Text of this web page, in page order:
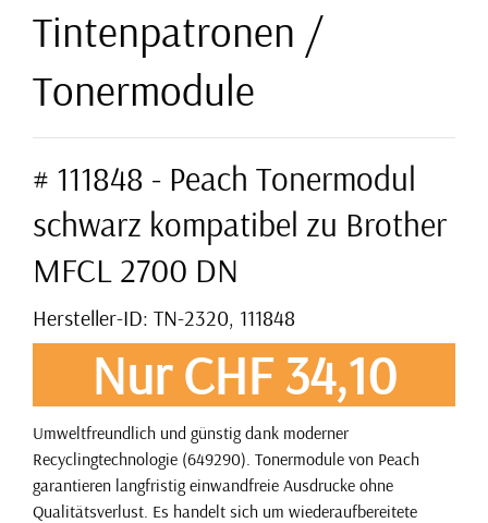
Tintenpatronen /
Tonermodule
# 111848 - Peach Tonermodul
schwarz kompatibel zu Brother
MFCL 2700 DN
Hersteller-ID: TN-2320, 111848
Nur CHF 34,10
Umweltfreundlich und günstig dank moderner
Recyclingtechnologie (649290). Tonermodule von Peach
garantieren langfristig einwandfreie Ausdrucke ohne
Qualitätsverlust. Es handelt sich um wiederaufbereitete